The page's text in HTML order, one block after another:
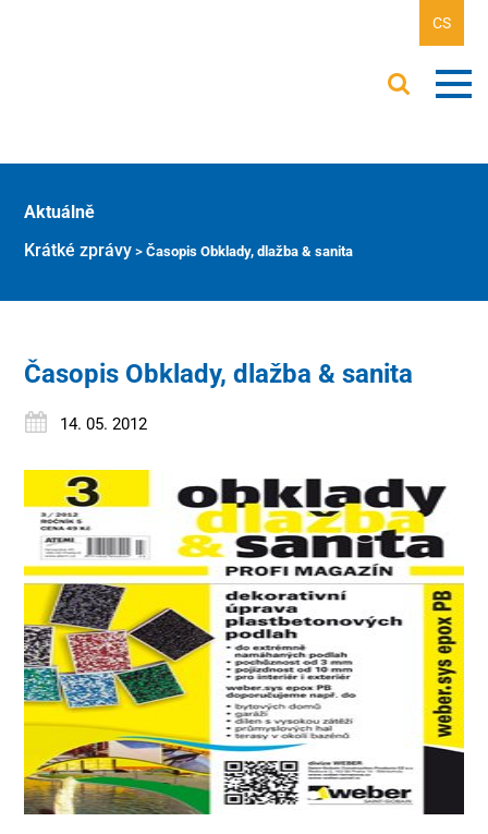
CS
Aktuálně
Krátké zprávy >Časopis Obklady, dlažba & sanita
Časopis Obklady, dlažba & sanita
14. 05. 2012